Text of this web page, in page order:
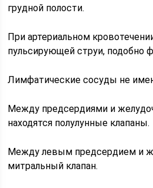
грудной полости.
При артериальном
пульсирующей струи, подобно
Лимфатические сосуды не
Между предсердиями и
находятся полулунные клапаны.
Между левым предсердием и
митральный клапан.